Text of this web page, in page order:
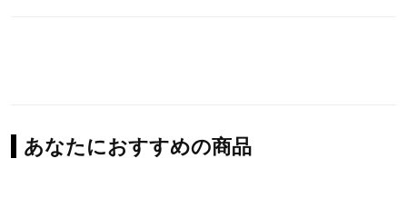
あなたにおすすめの商品